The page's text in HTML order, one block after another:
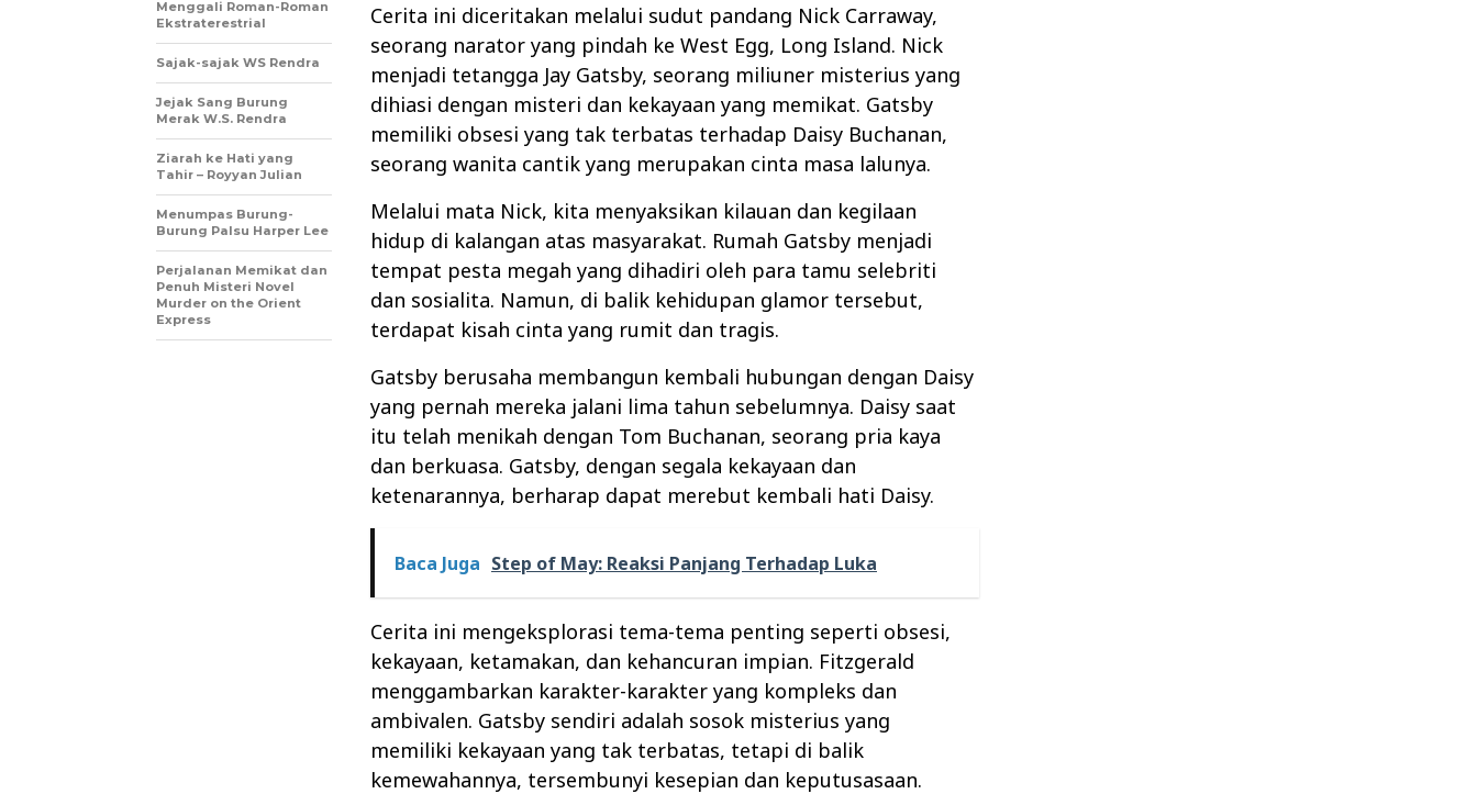
Cerita ini diceritakan melalui sudut pandang Nick Carraway,
seorang narator yang pindah ke West Egg, Long Island. Nick
menjadi tetangga Jay Gatsby, seorang miliuner misterius yang
dihiasi dengan misteri dan kekayaan yang memikat. Gatsby
memiliki obsesi yang tak terbatas terhadap Daisy Buchanan,
seorang wanita cantik yang merupakan cinta masa lalunya.
Melalui mata Nick, kita menyaksikan kilauan dan kegilaan
hidup di kalangan atas masyarakat. Rumah Gatsby menjadi
tempat pesta megah yang dihadiri oleh para tamu selebriti
dan sosialita. Namun, di balik kehidupan glamor tersebut,
terdapat kisah cinta yang rumit dan tragis.
Gatsby berusaha membangun kembali hubungan dengan Daisy
yang pernah mereka jalani lima tahun sebelumnya. Daisy saat
itu telah menikah dengan Tom Buchanan, seorang pria kaya
dan berkuasa. Gatsby, dengan segala kekayaan dan
ketenarannya, berharap dapat merebut kembali hati Daisy.
Baca Juga Step of May: Reaksi Panjang Terhadap Luka
Cerita ini mengeksplorasi tema-tema penting seperti obsesi,
kekayaan, ketamakan, dan kehancuran impian. Fitzgerald
menggambarkan karakter-karakter yang kompleks dan
ambivalen. Gatsby sendiri adalah sosok misterius yang
memiliki kekayaan yang tak terbatas, tetapi di balik
kemewahannya, tersembunyi kesepian dan keputusasaan.
Menggali Roman-Roman
Ekstraterestrial
Sajak-sajak WS Rendra
Jejak Sang Burung
Merak W.S. Rendra
Ziarah ke Hati yang
Tahir – Royyan Julian
Menumpas Burung-
Burung Palsu Harper Lee
Perjalanan Memikat dan
Penuh Misteri Novel
Murder on the Orient
Express